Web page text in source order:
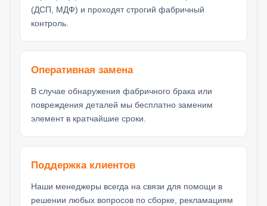
(ДСП, МДФ) и проходят строгий фабричный
контроль.
Оперативная замена
В случае обнаружения фабричного брака или
повреждения деталей мы бесплатно заменим
элемент в кратчайшие сроки.
Поддержка клиентов
Наши менеджеры всегда на связи для помощи в
решении любых вопросов по сборке, рекламациям